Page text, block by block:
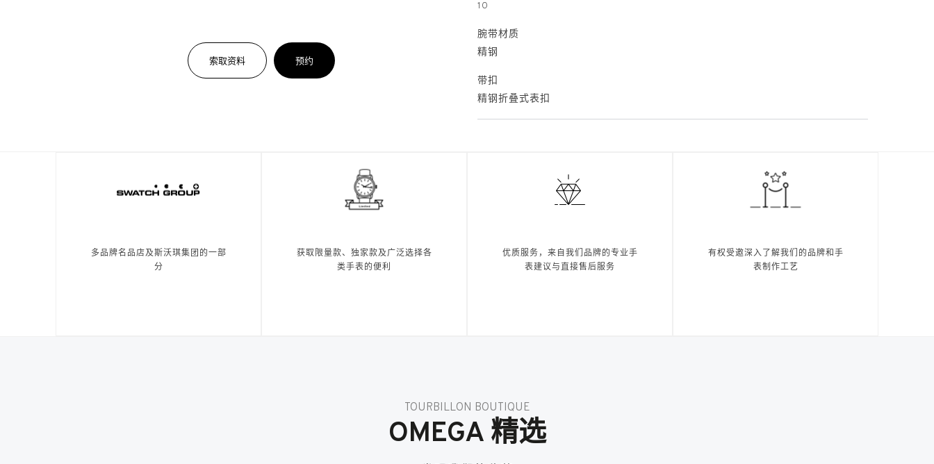
索取资料 预约
10
腕带材质
精钢
带扣
精钢折叠式表扣
多品牌名品店及斯沃琪集团的一部
分
获取限量款、独家款及广泛选择各
类手表的便利
优质服务，来自我们品牌的专业手
表建议与直接售后服务
有权受邀深入了解我们的品牌和手
表制作工艺
TOURBILLON BOUTIQUE
OMEGA 精选